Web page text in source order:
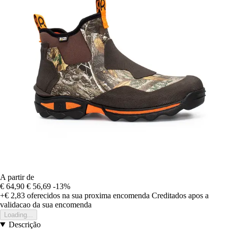
A partir de
€ 64,90 € 56,69 -13%
+€ 2,83 oferecidos na sua proxima encomenda Creditados apos a
validacao da sua encomenda
Loading...
Descrição